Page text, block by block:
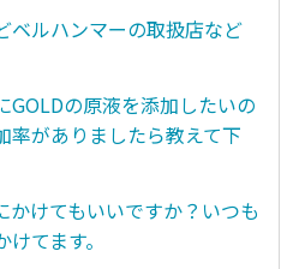
ベルハンマーの取扱店など
GOLDの原液を添加したいの
率がありましたら教えて下
かけてもいいですか？いつも
てます。